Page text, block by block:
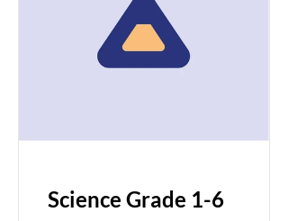
Science Grade 1-6
InnoTech Apps